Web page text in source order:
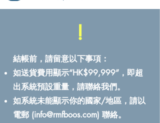
!
結帳前，請留意以下事項：
如送貨費用顯示“HK$99,999”，即超
出系統預設重量，請聯絡我們。
如系統未能顯示你的國家/地區，請以
電郵 (info@rmfboos.com) 聯絡。